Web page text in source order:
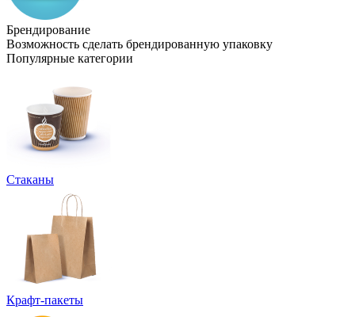
Брендирование
Возможность сделать брендированную упаковку
Популярные категории
Стаканы
Крафт-пакеты